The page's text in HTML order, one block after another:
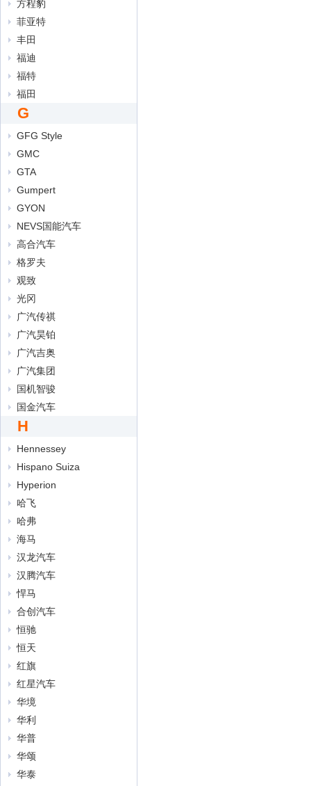
方程豹
菲亚特
丰田
福迪
福特
福田
G
GFG Style
GMC
GTA
Gumpert
GYON
NEVS国能汽车
高合汽车
格罗夫
观致
光冈
广汽传祺
广汽昊铂
广汽吉奥
广汽集团
国机智骏
国金汽车
H
Hennessey
Hispano Suiza
Hyperion
哈飞
哈弗
海马
汉龙汽车
汉腾汽车
悍马
合创汽车
恒驰
恒天
红旗
红星汽车
华境
华利
华普
华颂
华泰